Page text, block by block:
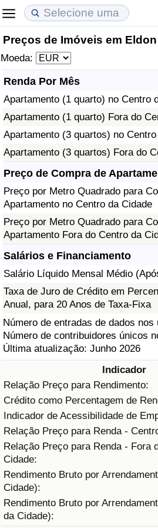
Preços de Imóveis em Eldon
Moeda:
Renda Por Mês
Apartamento (1 quarto) no Centro
Apartamento (1 quarto) Fora do
Apartamento (3 quartos) no
Apartamento (3 quartos) Fora do
Preço de Compra de
Preço por Metro Quadrado para
Apartamento no Centro da Cidade
Preço por Metro Quadrado para
Apartamento Fora do Centro da
Salários e Financiamento
Salário Líquido Mensal Médio
Taxa de Juro de Crédito em
Anual, para 20 Anos de Taxa-Fixa
Número de entradas de dados
Número de contribuidores únicos
Última atualização: Junho 2026
Indicador
Relação Preço para Rendimento:
Crédito como Percentagem de
Indicador de Acessibilidade de
Relação Preço para Renda -
Relação Preço para Renda - Fora
Cidade:
Rendimento Bruto por
Cidade):
Rendimento Bruto por
da Cidade):
Custo de Vida
Indicador de Custo de Vida (Atual)
Indicador de Custo de Vida
Indicador de Custo de Vida Por
Preços de Imóveis
Indicador de Preços de Imóveis
Indicador de Preços de Imóveis
Indicador de Preços de Imóveis
Qualidade de Vida
Indicador de Qualidade de Vida
Indicador de Qualidade de Vida
Índice de qualidade de vida por
Taxa do Indicador de Crime
Indicador de Crime
Índice de criminalidade por país
Saúde
Indicador de Saúde
Indicador de Saúde por País
Poluição
Indicador de Poluição (Atual)
Índice de poluição
Indicador de Poluição por País